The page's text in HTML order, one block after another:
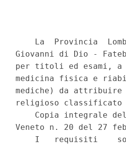
La  Provincia
Giovanni di Dio -
per titoli ed esami,
medicina fisica e
mediche) da
religioso classificato
Copia integrale
Veneto n. 20 del 27
I   requisiti